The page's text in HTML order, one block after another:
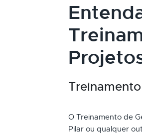
O Treinamento de
Pilar ou qualquer